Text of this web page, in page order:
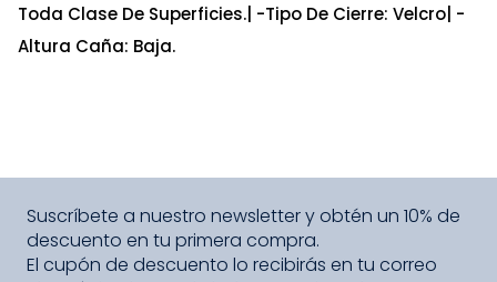
Toda Clase De Superficies.| -Tipo De Cierre: Velcro| -
Altura Caña: Baja.
30 %
Talla
Sandalia Azul Con Aplicaciones De Mariposas De
Gateador
S/90.30 S/ 129.00